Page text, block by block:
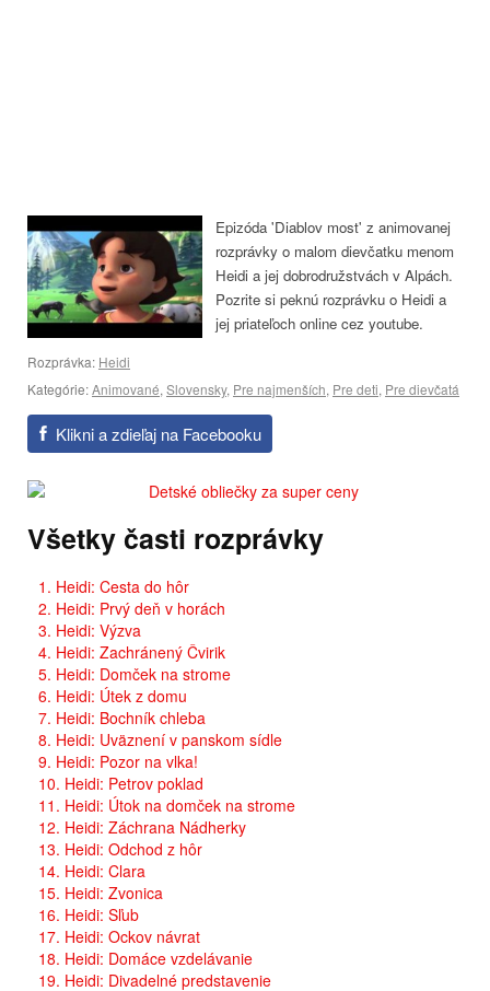
Epizóda 'Diablov most' z animovanej
rozprávky o malom dievčatku menom
Heidi a jej dobrodružstvách v Alpách.
Pozrite si peknú rozprávku o Heidi a
jej priateľoch online cez youtube.
Rozprávka: Heidi
Kategórie:Animované, Slovensky, Pre najmenších, Pre deti, Pre dievčatá
Klikni a zdieľaj na Facebooku
Všetky časti rozprávky
1. Heidi: Cesta do hôr
2. Heidi: Prvý deň v horách
3. Heidi: Výzva
4. Heidi: Zachránený Čvirik
5. Heidi: Domček na strome
6. Heidi: Útek z domu
7. Heidi: Bochník chleba
8. Heidi: Uväznení v panskom sídle
9. Heidi: Pozor na vlka!
10. Heidi: Petrov poklad
11. Heidi: Útok na domček na strome
12. Heidi: Záchrana Nádherky
13. Heidi: Odchod z hôr
14. Heidi: Clara
15. Heidi: Zvonica
16. Heidi: Sľub
17. Heidi: Ockov návrat
18. Heidi: Domáce vzdelávanie
19. Heidi: Divadelné predstavenie